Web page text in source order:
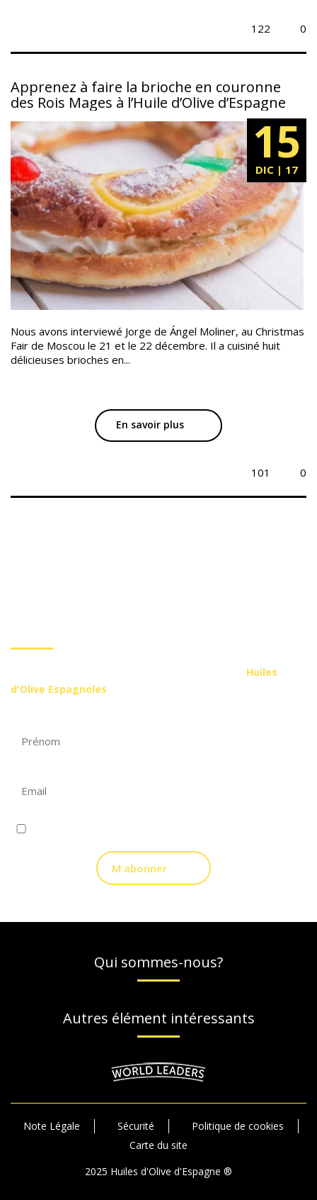
0
122
Apprenez à faire la brioche en couronne
des Rois Mages à l’Huile d’Olive d’Espagne
15
DIC | 17
Nous avons interviewé Jorge de Ángel Moliner, au Christmas
Fair de Moscou le 21 et le 22 décembre. Il a cuisiné huit
délicieuses brioches en...
En savoir plus
0
101
M'abonner
Huiles
d'Olive Espagnoles
Qui sommes-nous?
Autres élément intéressants
Note Légale Sécurité
Politique de cookies
Carte du site
2025 Huiles d'Olive d'Espagne ®